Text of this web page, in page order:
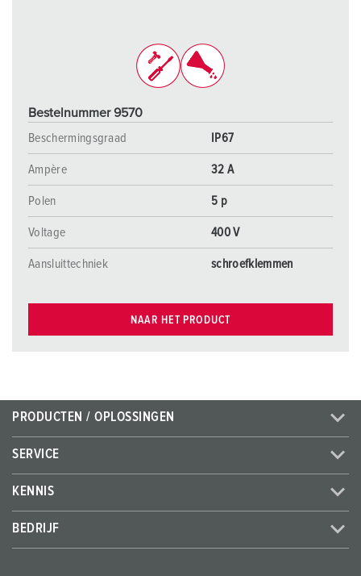
Bestelnummer 9570
Beschermingsgraad
IP67
Ampère 32 A
Polen 5 p
Voltage 400 V
Aansluittechniek schroefklemmen
NAAR HET PRODUCT
PRODUCTEN / OPLOSSINGEN
SERVICE
KENNIS
BEDRIJF